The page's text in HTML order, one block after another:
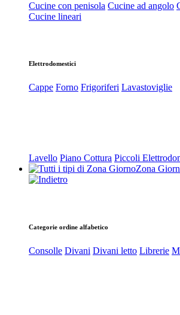
Cucine con penisola Cucine ad angolo
Cucine lineari
Elettrodomestici
Cappe Forno Frigoriferi Lavastoviglie
Lavello Piano Cottura Piccoli
Zona
Categorie ordine alfabetico
Consolle Divani Divani letto Librerie